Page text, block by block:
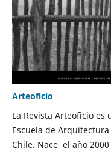
Arteoficio
La Revista Arteoficio
Escuela de
Chile. Nace el año